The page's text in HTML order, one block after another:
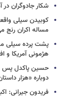
شکار جادوگران در
کوبیدن سیلی
مساله اکران رنج
پشت پرده سیلی
هژمونی آمریکا و
دوباره «هزار
فریدون جیرانی: